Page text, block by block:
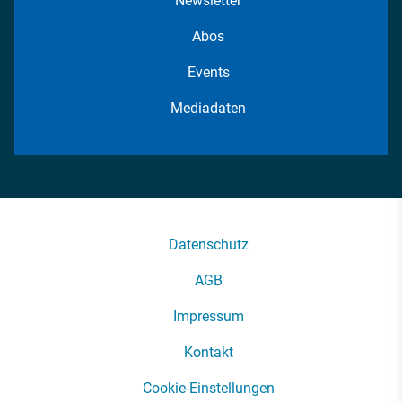
Abos
Events
Mediadaten
Datenschutz
AGB
Impressum
Kontakt
Cookie-Einstellungen